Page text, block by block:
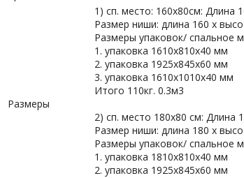
Размеры
1) сп. место: 160х80см: Длина
Размер ниши: длина 160 х
Размеры упаковок/ спальное
1. упаковка 1610х810х40 мм
2. упаковка 1925х845х60 мм
3. упаковка 1610х1010х40 мм
Итого 110кг. 0.3м3
2) сп. место 180х80 см: Длина
Размер ниши: длина 180 х
Размеры упаковок/ спальное
1. упаковка 1810х810х40 мм
2. упаковка 1925х845х60 мм